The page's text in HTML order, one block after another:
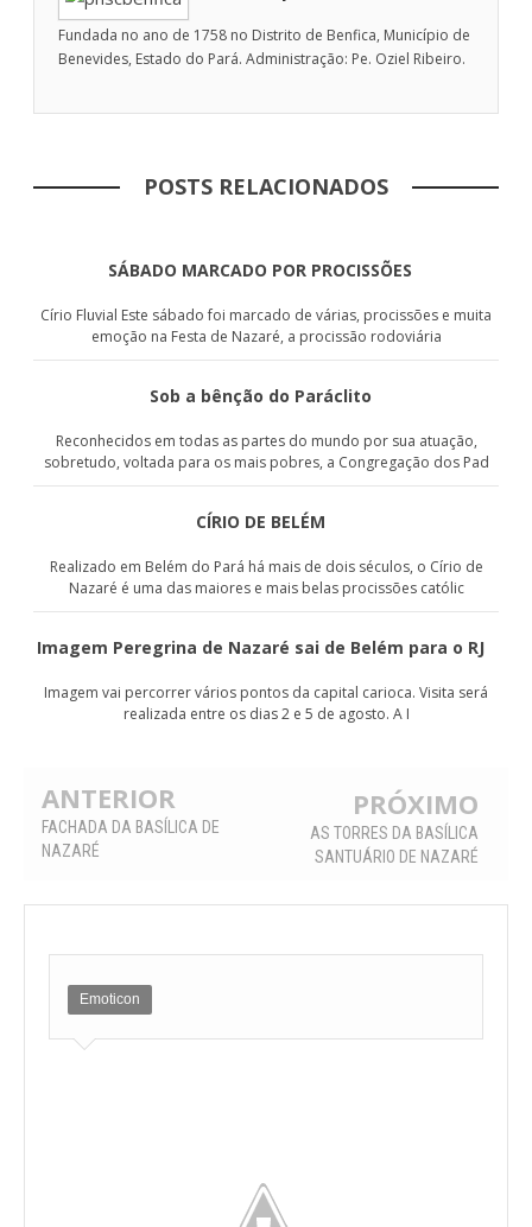
Fundada no ano de 1758 no Distrito de Benfica, Município de
Benevides, Estado do Pará. Administração: Pe. Oziel Ribeiro.
POSTS RELACIONADOS
SÁBADO MARCADO POR PROCISSÕES
Círio Fluvial Este sábado foi marcado de várias, procissões e muita
emoção na Festa de Nazaré, a procissão rodoviária
Sob a bênção do Paráclito
Reconhecidos em todas as partes do mundo por sua atuação,
sobretudo, voltada para os mais pobres, a Congregação dos Pad
CÍRIO DE BELÉM
Realizado em Belém do Pará há mais de dois séculos, o Círio de
Nazaré é uma das maiores e mais belas procissões católic
Imagem Peregrina de Nazaré sai de Belém para o RJ
Imagem vai percorrer vários pontos da capital carioca. Visita será
realizada entre os dias 2 e 5 de agosto. A I
ANTERIOR
FACHADA DA BASÍLICA DE
NAZARÉ
PRÓXIMO
AS TORRES DA BASÍLICA
SANTUÁRIO DE NAZARÉ
Emoticon